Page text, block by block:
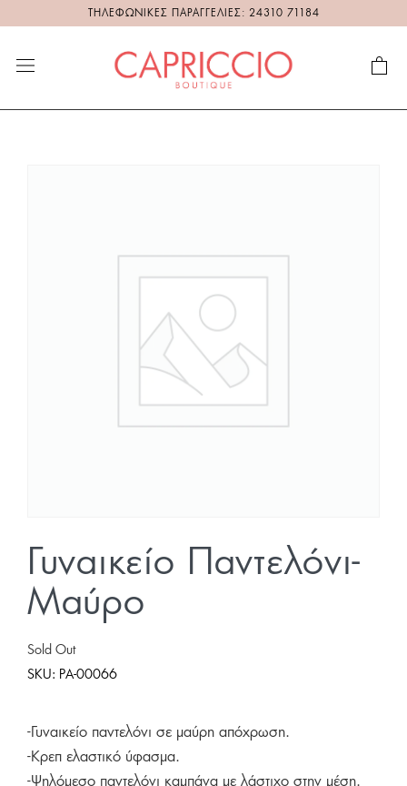
ΤΗΛΕΦΩΝΙΚΕΣ ΠΑΡΑΓΓΕΛΙΕΣ: 24310 71184
Γυναικείο Παντελόνι-
Μαύρο
Sold Out
SKU: PA-00066
-Γυναικείο παντελόνι σε μαύρη απόχρωση.
-Κρεπ ελαστικό ύφασμα.
-Ψηλόμεσο παντελόνι καμπάνα με λάστιχο στην μέση.